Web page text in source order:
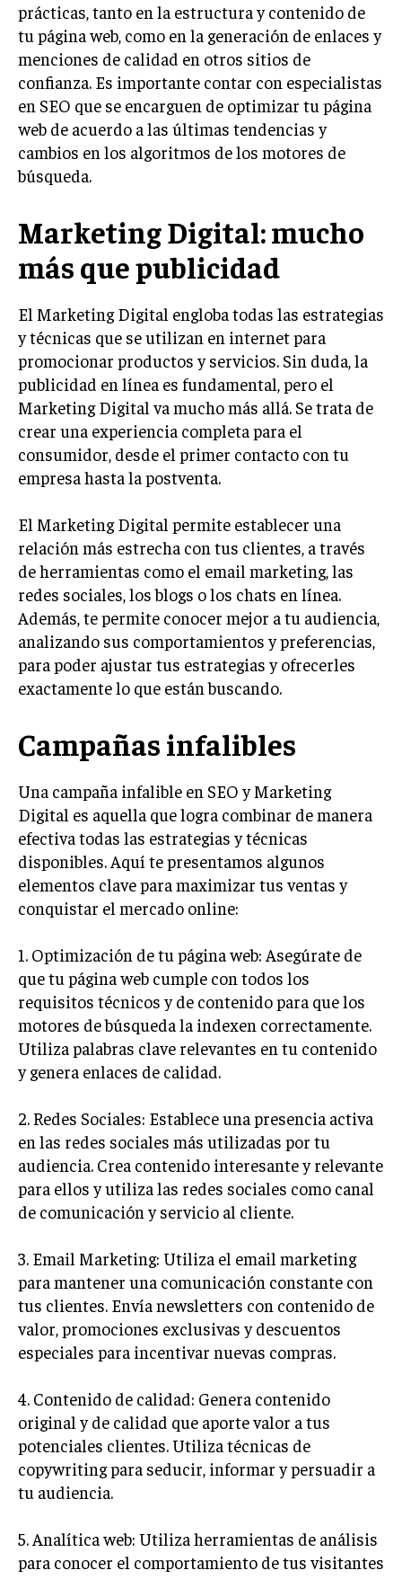
prácticas, tanto en la estructura y contenido de
tu página web, como en la generación de enlaces y
menciones de calidad en otros sitios de
confianza. Es importante contar con especialistas
en SEO que se encarguen de optimizar tu página
web de acuerdo a las últimas tendencias y
cambios en los algoritmos de los motores de
búsqueda.
Marketing Digital: mucho
más que publicidad
El Marketing Digital engloba todas las estrategias
y técnicas que se utilizan en internet para
promocionar productos y servicios. Sin duda, la
publicidad en línea es fundamental, pero el
Marketing Digital va mucho más allá. Se trata de
crear una experiencia completa para el
consumidor, desde el primer contacto con tu
empresa hasta la postventa.
El Marketing Digital permite establecer una
relación más estrecha con tus clientes, a través
de herramientas como el email marketing, las
redes sociales, los blogs o los chats en línea.
Además, te permite conocer mejor a tu audiencia,
analizando sus comportamientos y preferencias,
para poder ajustar tus estrategias y ofrecerles
exactamente lo que están buscando.
Campañas infalibles
Una campaña infalible en SEO y Marketing
Digital es aquella que logra combinar de manera
efectiva todas las estrategias y técnicas
disponibles. Aquí te presentamos algunos
elementos clave para maximizar tus ventas y
conquistar el mercado online:
1. Optimización de tu página web: Asegúrate de
que tu página web cumple con todos los
requisitos técnicos y de contenido para que los
motores de búsqueda la indexen correctamente.
Utiliza palabras clave relevantes en tu contenido
y genera enlaces de calidad.
2. Redes Sociales: Establece una presencia activa
en las redes sociales más utilizadas por tu
audiencia. Crea contenido interesante y relevante
para ellos y utiliza las redes sociales como canal
de comunicación y servicio al cliente.
3. Email Marketing: Utiliza el email marketing
para mantener una comunicación constante con
tus clientes. Envía newsletters con contenido de
valor, promociones exclusivas y descuentos
especiales para incentivar nuevas compras.
4. Contenido de calidad: Genera contenido
original y de calidad que aporte valor a tus
potenciales clientes. Utiliza técnicas de
copywriting para seducir, informar y persuadir a
tu audiencia.
5. Analítica web: Utiliza herramientas de análisis
para conocer el comportamiento de tus visitantes